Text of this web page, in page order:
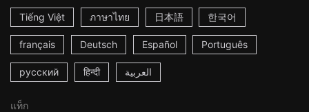
Tiếng Việt ภาษาไทย 日本語 한국어
français Deutsch Español Português
русский हिन्दी العربية
แท็ก